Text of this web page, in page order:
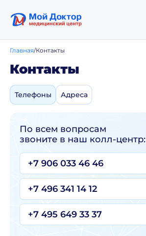
Главная Контакты
Контакты
Телефоны Адреса
По всем вопросам
звоните в наш колл-центр:
+7 906 033 46 46
+7 496 341 14 12
+7 495 649 33 37